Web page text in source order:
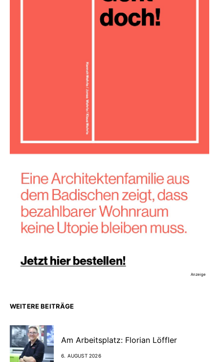
Anzeige
WEITERE BEITRÄGE
Am Arbeitsplatz: Florian Löffler
6. AUGUST 2026